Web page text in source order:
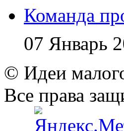
Команда
07 Январь
© Идеи
Все права